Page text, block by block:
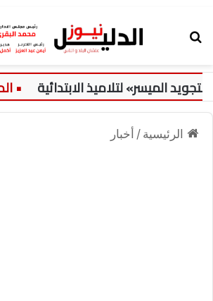
لتلاميذ الابتدائية
الرئيسية / أخبار